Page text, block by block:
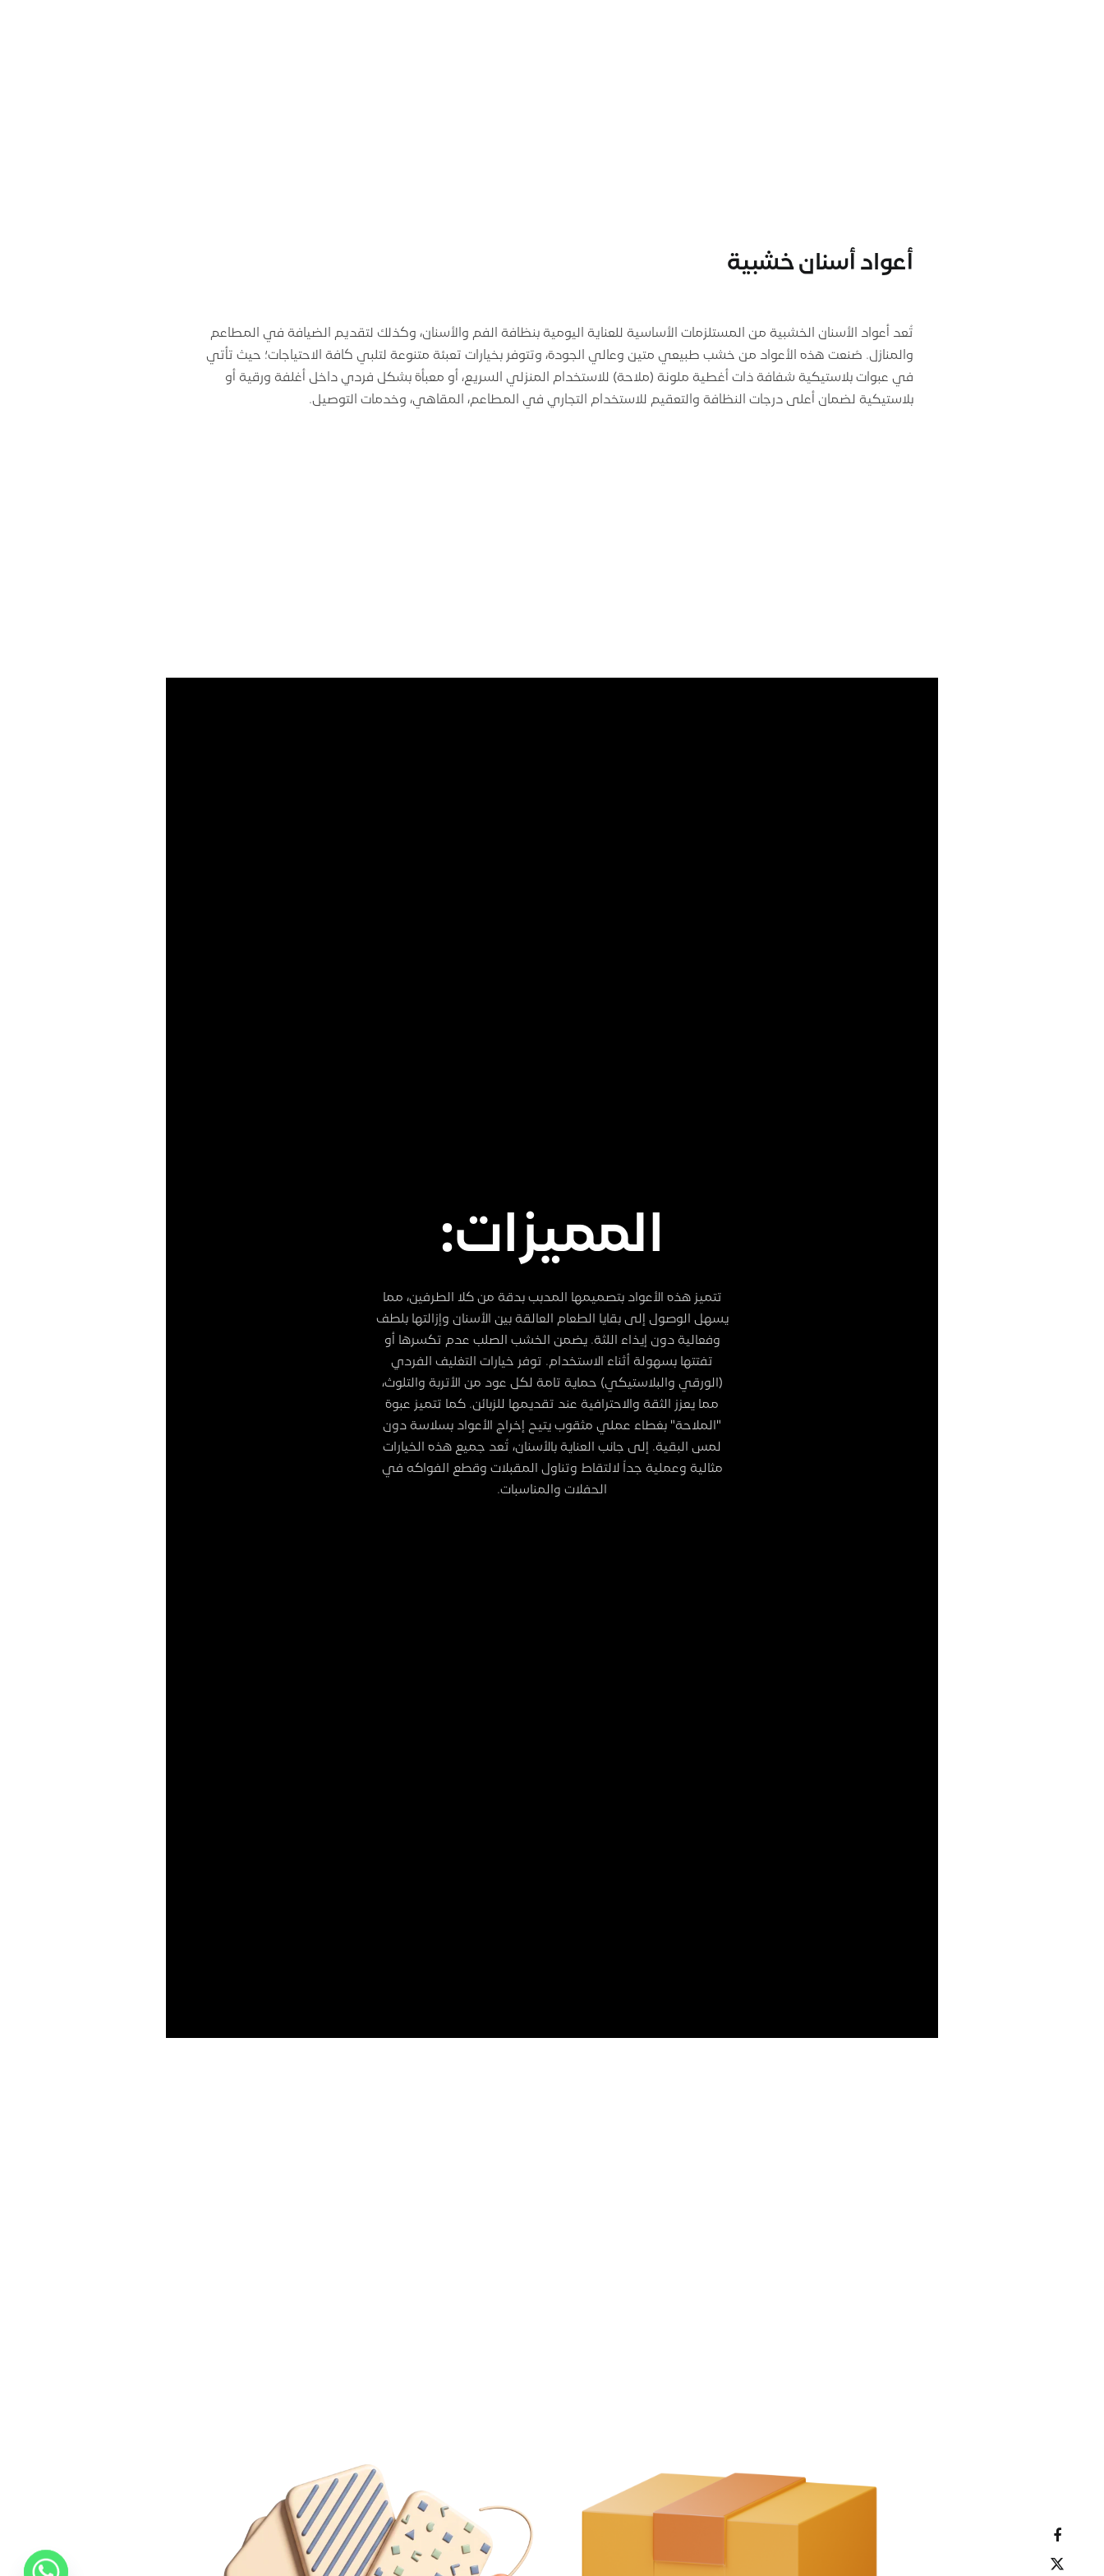
أعواد أسنان خشبية
تُعد أعواد الأسنان الخشبية من المستلزمات الأساسية للعناية اليومية بنظافة الفم والأسنان، وكذلك لتقديم الضيافة في المطاعم
والمنازل. صُنعت هذه الأعواد من خشب طبيعي متين وعالي الجودة، وتتوفر بخيارات تعبئة متنوعة لتلبي كافة الاحتياجات؛ حيث تأتي
في عبوات بلاستيكية شفافة ذات أغطية ملونة (ملاحة) للاستخدام المنزلي السريع، أو معبأة بشكل فردي داخل أغلفة ورقية أو
بلاستيكية لضمان أعلى درجات النظافة والتعقيم للاستخدام التجاري في المطاعم، المقاهي، وخدمات التوصيل.
المميزات:
تتميز هذه الأعواد بتصميمها المدبب بدقة من كلا الطرفين، مما
يسهل الوصول إلى بقايا الطعام العالقة بين الأسنان وإزالتها بلطف
وفعالية دون إيذاء اللثة. يضمن الخشب الصلب عدم تكسرها أو
تفتتها بسهولة أثناء الاستخدام. توفر خيارات التغليف الفردي
(الورقي والبلاستيكي) حماية تامة لكل عود من الأتربة والتلوث،
مما يعزز الثقة والاحترافية عند تقديمها للزبائن. كما تتميز عبوة
"الملاحة" بغطاء عملي مثقوب يتيح إخراج الأعواد بسلاسة دون
لمس البقية. إلى جانب العناية بالأسنان، تُعد جميع هذه الخيارات
مثالية وعملية جداً لالتقاط وتناول المقبلات وقطع الفواكه في
الحفلات والمناسبات.